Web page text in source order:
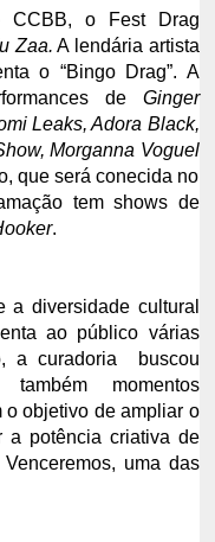
CCBB, o Fest Drag
Zaa. A lendária artista
o “Bingo Drag”. A
deGinger
Leaks, Adora Black,
Morganna Voguel
que será conecida no
tem shows de
.
diversidade cultural
ao público várias
a curadoria buscou
também momentos
o objetivo de ampliar o
a potência criativa de
uma das